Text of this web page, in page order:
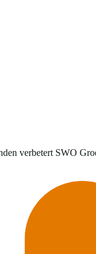
verbetert SWO